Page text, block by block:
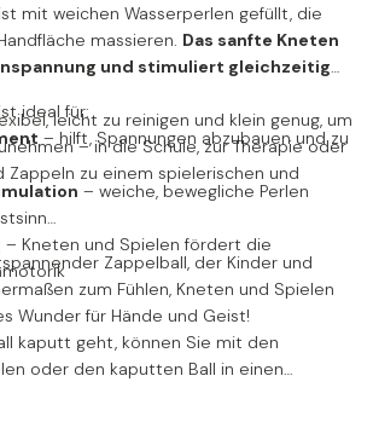
mit weichen Wasserperlen gefüllt, die
massieren. Das sanfte Kneten
und stimuliert gleichzeitig
leicht zu reinigen und klein genug, um
– in die Schule, zur Therapie oder
Zappeln zu einem spielerischen und
ideal für:
– ​​hilft, Spannungen abzubauen und zu
– weiche, bewegliche Perlen
– Kneten und Spielen fördert die
Zappelball, der Kinder und
zum Fühlen, Kneten und Spielen
Wunder für Hände und Geist!
kaputt geht, können Sie mit den
oder den kaputten Ball in einen
diesen wieder zubinden.